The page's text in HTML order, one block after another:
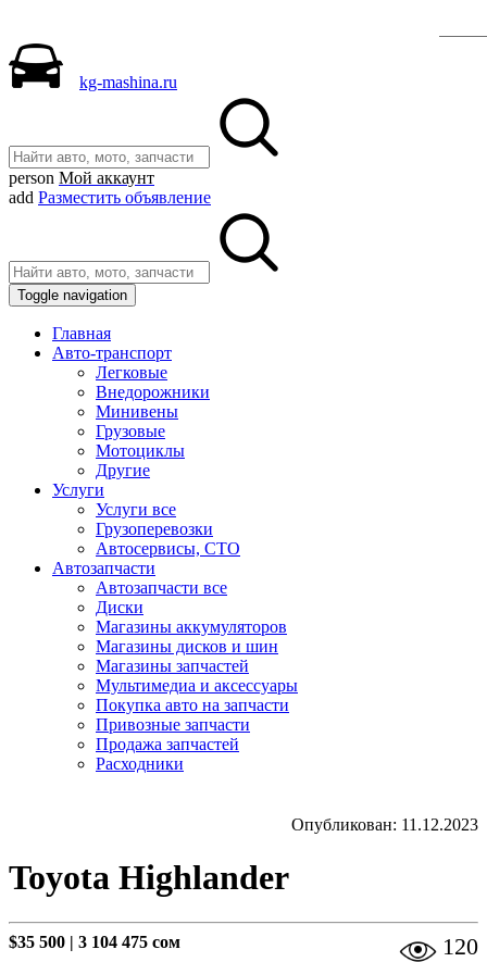
kg-mashina.ru
person Мой аккаунт
add Разместить объявление
Toggle navigation
Главная
Авто-транспорт
Легковые
Внедорожники
Минивены
Грузовые
Мотоциклы
Другие
Услуги
Услуги все
Грузоперевозки
Автосервисы, СТО
Автозапчасти
Автозапчасти все
Диски
Магазины аккумуляторов
Магазины дисков и шин
Магазины запчастей
Мультимедиа и аксессуары
Покупка авто на запчасти
Привозные запчасти
Продажа запчастей
Расходники
Опубликован: 11.12.2023
Toyota Highlander
$35 500 | 3 104 475 сом 120